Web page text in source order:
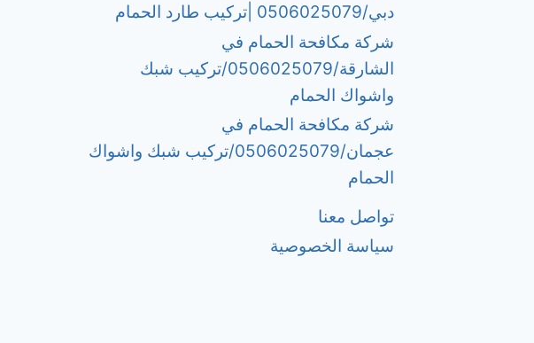
دبي/0506025079 |تركيب طارد الحمام
شركة مكافحة الحمام في
الشارقة/0506025079/تركيب شبك
واشواك الحمام
شركة مكافحة الحمام في
عجمان/0506025079/تركيب شبك واشواك
الحمام
تواصل معنا
سياسة الخصوصية